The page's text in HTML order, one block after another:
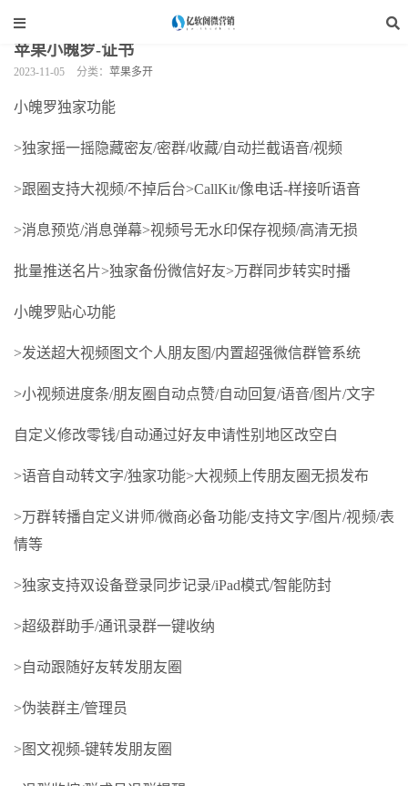
当前位置： 手机软件 > 苹果多开
苹果小魄罗-证书
2023-11-05 分类： 苹果多开
小魄罗独家功能
>独家摇一摇隐藏密友/密群/收藏/自动拦截语音/视频
>跟圈支持大视频/不掉后台>CallKit/像电话-样接听语音
>消息预览/消息弹幕>视频号无水印保存视频/高清无损
批量推送名片>独家备份微信好友>万群同步转实时播
小魄罗贴心功能
>发送超大视频图文个人朋友图/内置超强微信群管系统
>小视频进度条/朋友圈自动点赞/自动回复/语音/图片/文字
自定义修改零钱/自动通过好友申请性别地区改空白
>语音自动转文字/独家功能>大视频上传朋友圈无损发布
>万群转播自定义讲师/微商必备功能/支持文字/图片/视频/表
情等
>独家支持双设备登录同步记录/iPad模式/智能防封
>超级群助手/通讯录群一键收纳
>自动跟随好友转发朋友圈
>伪装群主/管理员
>图文视频-键转发朋友圈